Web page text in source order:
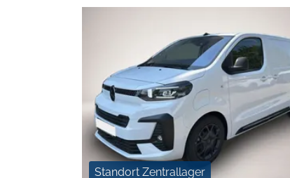
Standort Zentrallager